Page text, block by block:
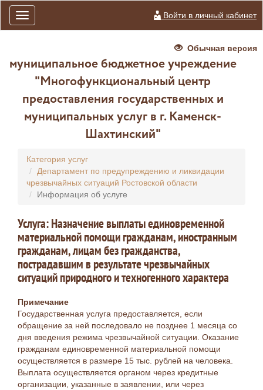
Toggle
navigation
Войти в личный кабинет
Обычная версия
муниципальное бюджетное учреждение
"Многофункциональный центр
предоставления государственных и
муниципальных услуг в г. Каменск-
Шахтинский"
Категория услуг
Департамент по предупреждению и ликвидации
чрезвычайных ситуаций Ростовской области
Информация об услуге
Услуга: Назначение выплаты единовременной
материальной помощи гражданам, иностранным
гражданам, лицам без гражданства,
пострадавшим в результате чрезвычайных
ситуаций природного и техногенного характера
Примечание
Государственная услуга предоставляется, если
обращение за ней последовало не позднее 1 месяца со
дня введения режима чрезвычайной ситуации. Оказание
гражданам единовременной материальной помощи
осуществляется в размере 15 тыс. рублей на человека.
Выплата осуществляется органом через кредитные
организации, указанные в заявлении, или через